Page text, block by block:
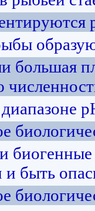
большая
и быть